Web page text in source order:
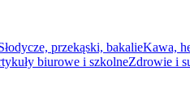
przekąski, bakalieKawa,
biurowe i szkolneZdrowie i